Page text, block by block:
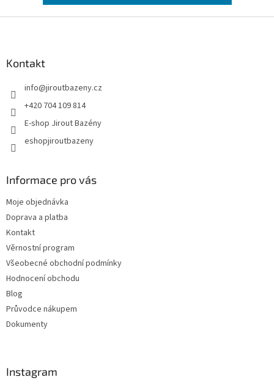
Kontakt
info@jiroutbazeny.cz
+420 704 109 814
E-shop Jirout Bazény
eshopjiroutbazeny
Informace pro vás
Moje objednávka
Doprava a platba
Kontakt
Věrnostní program
Všeobecné obchodní podmínky
Hodnocení obchodu
Blog
Průvodce nákupem
Dokumenty
Instagram